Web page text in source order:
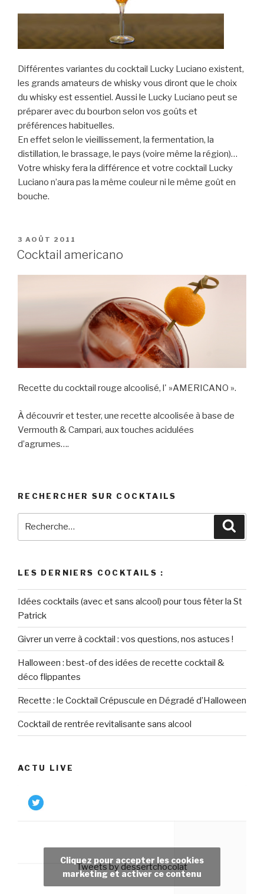
Différentes variantes du cocktail Lucky Luciano existent,
les grands amateurs de whisky vous diront que le choix
du whisky est essentiel. Aussi le Lucky Luciano peut se
préparer avec du bourbon selon vos goûts et
préférences habituelles.
En effet selon le vieillissement, la fermentation, la
distillation, le brassage, le pays (voire même la région)…
Votre whisky fera la différence et votre cocktail Lucky
Luciano n’aura pas la même couleur ni le même goût en
bouche.
PUBLIÉ
LE
3 AOÛT 2011
Cocktail americano
Recette du cocktail rouge alcoolisé, l' »AMERICANO ».
À découvrir et tester, une recette alcoolisée à base de
Vermouth & Campari, aux touches acidulées
d’agrumes….
RECHERCHER SUR COCKTAILS
LES DERNIERS COCKTAILS :
Idées cocktails (avec et sans alcool) pour tous fêter la St
Patrick
Givrer un verre à cocktail : vos questions, nos astuces !
Halloween : best-of des idées de recette cocktail &
déco flippantes
Recette : le Cocktail Crépuscule en Dégradé d’Halloween
Cocktail de rentrée revitalisante sans alcool
ACTU LIVE
Tweets by dessertchocolat
Cliquez pour accepter les cookies
marketing et activer ce contenu